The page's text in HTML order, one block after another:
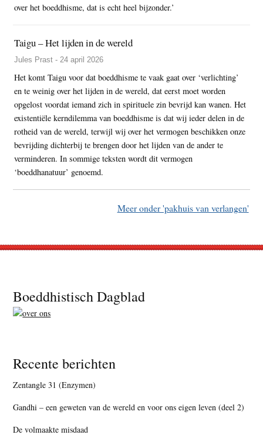
over het boeddhisme, dat is echt heel bijzonder.’
Taigu – Het lijden in de wereld
Jules Prast - 24 april 2026
Het komt Taigu voor dat boeddhisme te vaak gaat over ‘verlichting’
en te weinig over het lijden in de wereld, dat eerst moet worden
opgelost voordat iemand zich in spirituele zin bevrijd kan wanen. Het
existentiële kerndilemma van boeddhisme is dat wij ieder delen in de
rotheid van de wereld, terwijl wij over het vermogen beschikken onze
bevrijding dichterbij te brengen door het lijden van de ander te
verminderen. In sommige teksten wordt dit vermogen
‘boeddhanatuur’ genoemd.
Meer onder 'pakhuis van verlangen'
Footer
Boeddhistisch Dagblad
Recente berichten
Zentangle 31 (Enzymen)
Gandhi – een geweten van de wereld en voor ons eigen leven (deel 2)
De volmaakte misdaad